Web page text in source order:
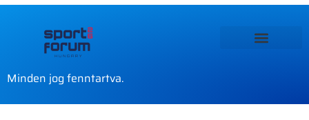
Minden jog fenntartva.